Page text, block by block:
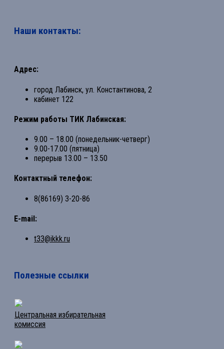
Наши контакты:
Адрес:
город Лабинск, ул. Константинова, 2
кабинет 122
Режим работы ТИК Лабинская:
9.00 – 18.00 (понедельник-четверг)
9.00-17.00 (пятница)
перерыв 13.00 – 13.50
Контактный телефон:
8(86169) 3-20-86
E-mail:
t33@ikkk.ru
Полезные ссылки
Центральная избирательная
комиссия